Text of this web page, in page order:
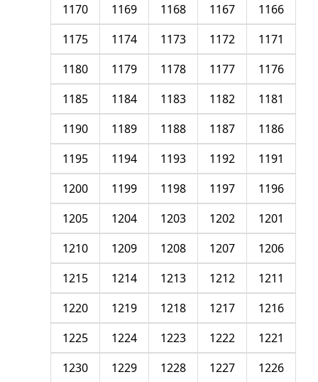
1166
1167
1168
1169
1170
1171
1172
1173
1174
1175
1176
1177
1178
1179
1180
1181
1182
1183
1184
1185
1186
1187
1188
1189
1190
1191
1192
1193
1194
1195
1196
1197
1198
1199
1200
1201
1202
1203
1204
1205
1206
1207
1208
1209
1210
1211
1212
1213
1214
1215
1216
1217
1218
1219
1220
1221
1222
1223
1224
1225
1226
1227
1228
1229
1230